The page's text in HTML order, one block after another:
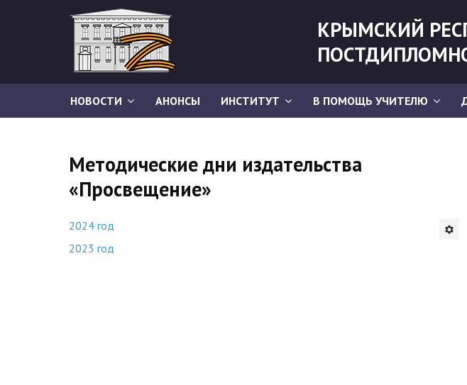
КРЫМСКИЙ
НОВОСТИ АНОНСЫ ИНСТИТУТ В ПОМОЩЬ УЧИТЕЛЮ
Методические дни издательства
«Просвещение»
2024 год
2023 год